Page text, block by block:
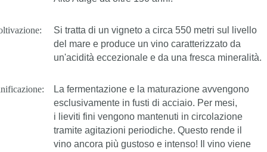
Si tratta di un vigneto a circa 550 metri sul livello
del mare e produce un vino caratterizzato da
un'acidità eccezionale e da una fresca mineralità.
La fermentazione e la maturazione avvengono
esclusivamente in fusti di acciaio. Per mesi,
i lieviti fini vengono mantenuti in circolazione
tramite agitazioni periodiche. Questo rende il
vino ancora più gustoso e intenso! Il vino viene